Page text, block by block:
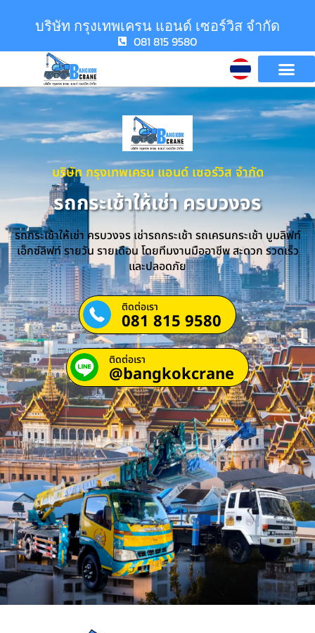
บริษัท กรุงเทพเครน แอนด์ เซอร์วิส จำกัด
081 815 9580
บริษัท กรุงเทพเครน แอนด์ เซอร์วิส จำกัด
รถกระเช้าให้เช่า ครบวงจร
รถกระเช้าให้เช่า ครบวงจร เช่ารถกระเช้า รถเครนกระเช้า บูมลิฟท์
เอ็กซ์ลิฟท์ รายวัน รายเดือน โดยทีมงานมืออาชีพ สะดวก รวดเร็ว
และปลอดภัย
ติดต่อเรา
081 815 9580
ติดต่อเรา
@bangkokcrane